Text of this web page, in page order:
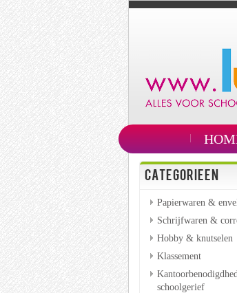
CATEGORIEEN
Papierwaren &
Schrijfwaren &
Hobby & knutselen
Klassement
schoolgerief